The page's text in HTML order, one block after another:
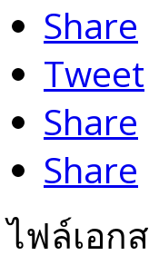
Share
Tweet
Share
Share
ไฟล์เอก